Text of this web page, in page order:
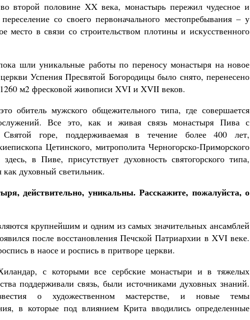
второй половине XX века, монастырь пережил чудесное и
со своего первоначального местопребывания – у
место в связи со строительством плотины и искусственного
шли уникальные работы по переносу монастыря на новое
Успения Пресвятой Богородицы было снято, перенесено
м2 фресковой живописи XVI и XVII веков.
обитель мужского общежительного типа, где совершается
Все это, как и живая связь монастыря Пива с
горе, поддерживаемая в течение более 400 лет,
Цетинского, митрополита Черногорско-Приморского
в Пиве, присутствует духовность святогорского типа,
как духовный светильник.
действительно, уникальны. Расскажите, пожалуйста, о
крупнейшим и одним из самых значительных ансамблей
после восстановления Печской Патриархии в XVI веке.
в наосе и роспись в притворе церкви.
с которыми все сербские монастыри и в тяжелых
поддерживали связь, были источниками духовных знаний.
о художественном мастерстве, и новые темы
в которые под влиянием Крита вводились определенные